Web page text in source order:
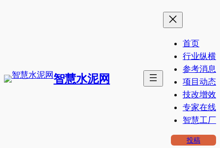
智慧水泥网
首页
行业纵横
参考消息
项目动态
技改增效
专家在线
智慧工厂
投稿